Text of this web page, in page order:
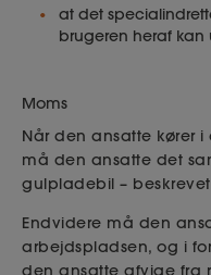
at det
brugeren heraf kan
Moms
Når den ansatte kører
må den ansatte det
gulpladebil –
Endvidere må den
arbejdspladsen, og i
den ansatte afvige fra